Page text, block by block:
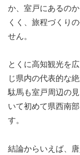
か、室戸にあるの
くく、旅程づくり
せん。
とくに高知観光を
じ県内の代表的な
駄馬も室戸周辺の
いて初めて県西南
す。
結論からいえば、